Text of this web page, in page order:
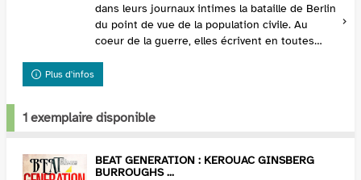
dans leurs journaux intimes la bataille de Berlin
du point de vue de la population civile. Au
coeur de la guerre, elles écrivent en toutes
Plus d'infos
1 exemplaire disponible
BEAT GENERATION : KEROUAC GINSBERG
BURROUGHS ...